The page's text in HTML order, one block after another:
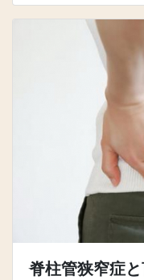
脊柱管狭窄症